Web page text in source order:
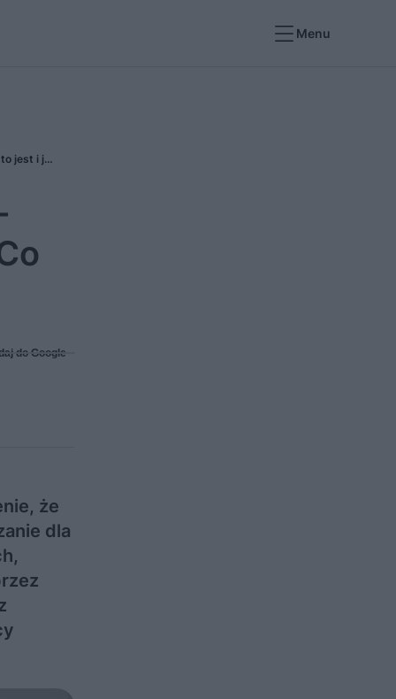
Menu
Licznik przedpłatowy a tani prąd w 2023 roku - czy ulga przysługuje posiadaczom urządzeń? Co to jest i jak działa licznik przedpłatowy?
do Google
że
dla